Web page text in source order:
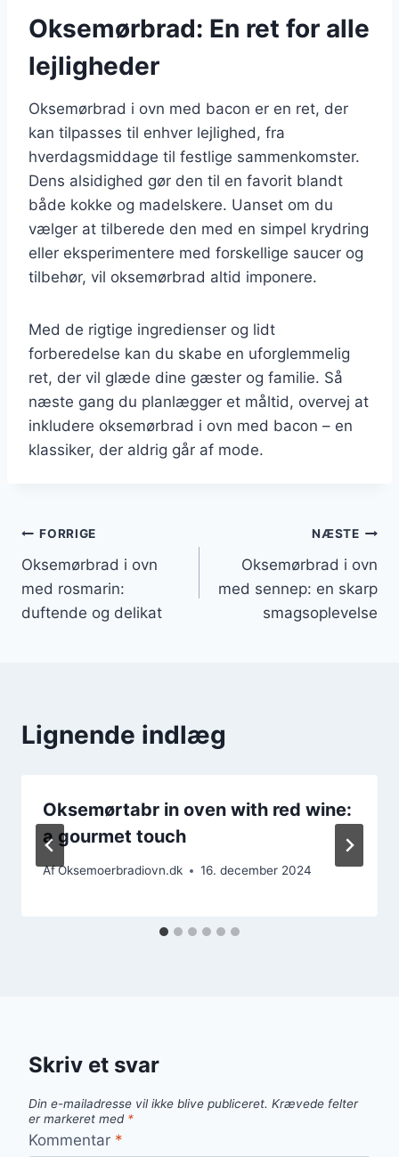
Oksemørbrad: En ret for alle
lejligheder
Oksemørbrad i ovn med bacon er en ret, der
kan tilpasses til enhver lejlighed, fra
hverdagsmiddage til festlige sammenkomster.
Dens alsidighed gør den til en favorit blandt
både kokke og madelskere. Uanset om du
vælger at tilberede den med en simpel krydring
eller eksperimentere med forskellige saucer og
tilbehør, vil oksemørbrad altid imponere.
Med de rigtige ingredienser og lidt
forberedelse kan du skabe en uforglemmelig
ret, der vil glæde dine gæster og familie. Så
næste gang du planlægger et måltid, overvej at
inkludere oksemørbrad i ovn med bacon – en
klassiker, der aldrig går af mode.
Indlægsnavigation
FORRIGE
Oksemørbrad i ovn
med rosmarin:
duftende og delikat
NÆSTE
Oksemørbrad i ovn
med sennep: en skarp
smagsoplevelse
Lignende indlæg
Oksemørtabr in oven with red wine:
a gourmet touch
AfOksemoerbradiovn.dk 16. december 2024
Skriv et svar
Din e-mailadresse vil ikke blive publiceret. Krævede felter
er markeret med *
Kommentar *